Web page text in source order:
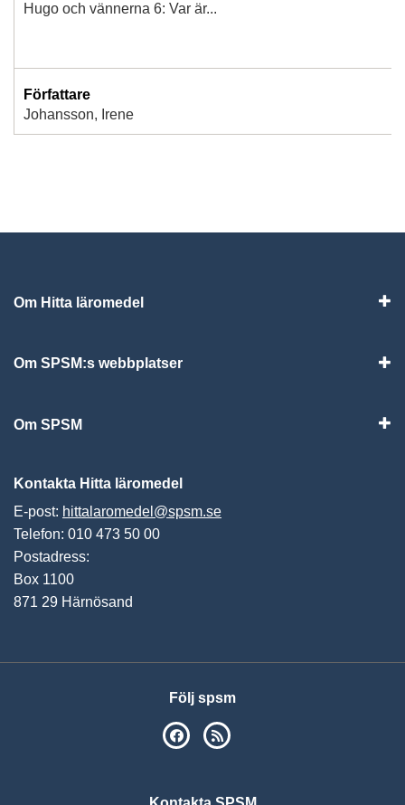
Hugo och vännerna 6: Var är...
Författare
Johansson, Irene
Om Hitta läromedel
Om SPSM:s webbplatser
Om SPSM
Kontakta Hitta läromedel
E-post: hittalaromedel@spsm.se
Telefon: 010 473 50 00
Postadress:
Box 1100
871 29 Härnösand
Följ spsm
SPSM på Facebook